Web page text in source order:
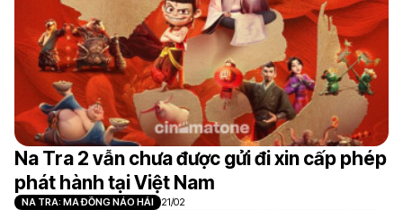
Na Tra 2 vẫn chưa được gửi đi xin cấp phép
phát hành tại Việt Nam
NA TRA: MA ĐỒNG NÁO HẢI 21/02